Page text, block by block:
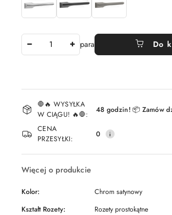
para Do
Dostępność
i
dostawa
🛑🔥 WYSYŁKA
W CIĄGU! 🔥🛑:
48 godzin! 📦 Zamów
CENA
PRZESYŁKI:
0
Więcej o produkcie
Kolor:
Chrom satynowy
Kształt Rozety:
Rozety prostokątne